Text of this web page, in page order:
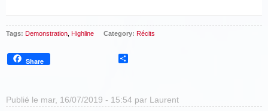
Tags: Demonstration Highline Category: Récits
Share
Publié le mar, 16/07/2019 - 15:54 par Laurent